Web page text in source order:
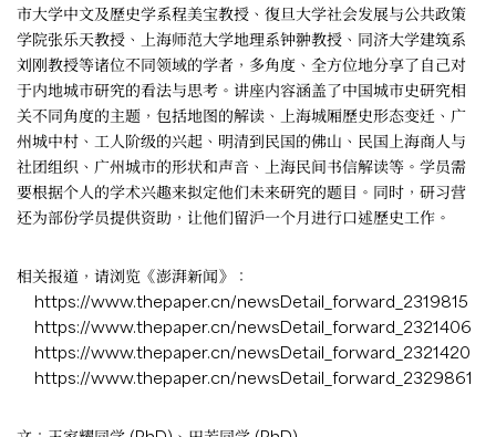
市大学中文及歷史学系程美宝教授、復旦大学社会发展与公共政策
学院张乐天教授、上海师范大学地理系钟翀教授、同济大学建筑系
刘刚教授等诸位不同领域的学者，多角度、全方位地分享了自己对
于内地城市研究的看法与思考。讲座内容涵盖了中国城市史研究相
关不同角度的主题，包括地图的解读、上海城厢歷史形态变迁、广
州城中村、工人阶级的兴起、明清到民国的佛山、民国上海商人与
社团组织、广州城市的形状和声音、上海民间书信解读等。学员需
要根据个人的学术兴趣来拟定他们未来研究的题目。同时，研习营
还为部份学员提供资助，让他们留沪一个月进行口述歷史工作。
相关报道，请浏览《澎湃新闻》：
https://www.thepaper.cn/newsDetail_forward_2319815
https://www.thepaper.cn/newsDetail_forward_2321406
https://www.thepaper.cn/newsDetail_forward_2321420
https://www.thepaper.cn/newsDetail_forward_2329861